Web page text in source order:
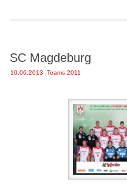
SC Magdeburg
10.06.2013 |Teams 2011